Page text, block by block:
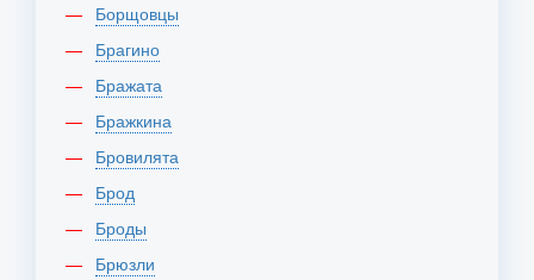
Борщовцы
Брагино
Бражата
Бражкина
Бровилята
Брод
Броды
Брюзли